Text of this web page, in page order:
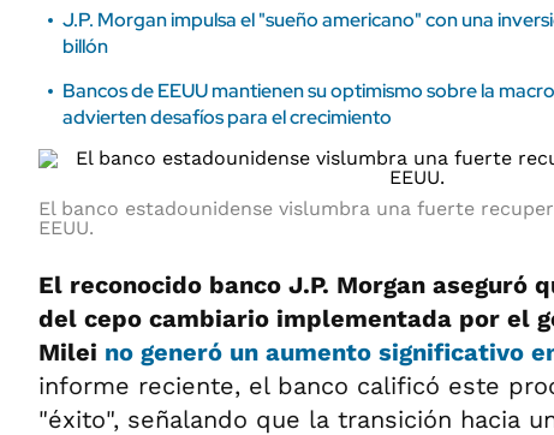
J.P. Morgan impulsa el "sueño americano" con una
billón
Bancos de EEUU mantienen su optimismo sobre la
advierten desafíos para el crecimiento
El banco estadounidense vislumbra una fuerte
EEUU.
El reconocido banco J.P. Morgan aseguró
del cepo cambiario implementada por el
Milei no generó un aumento significativo
informe reciente, el banco calificó este
"éxito", señalando que la transición hacia